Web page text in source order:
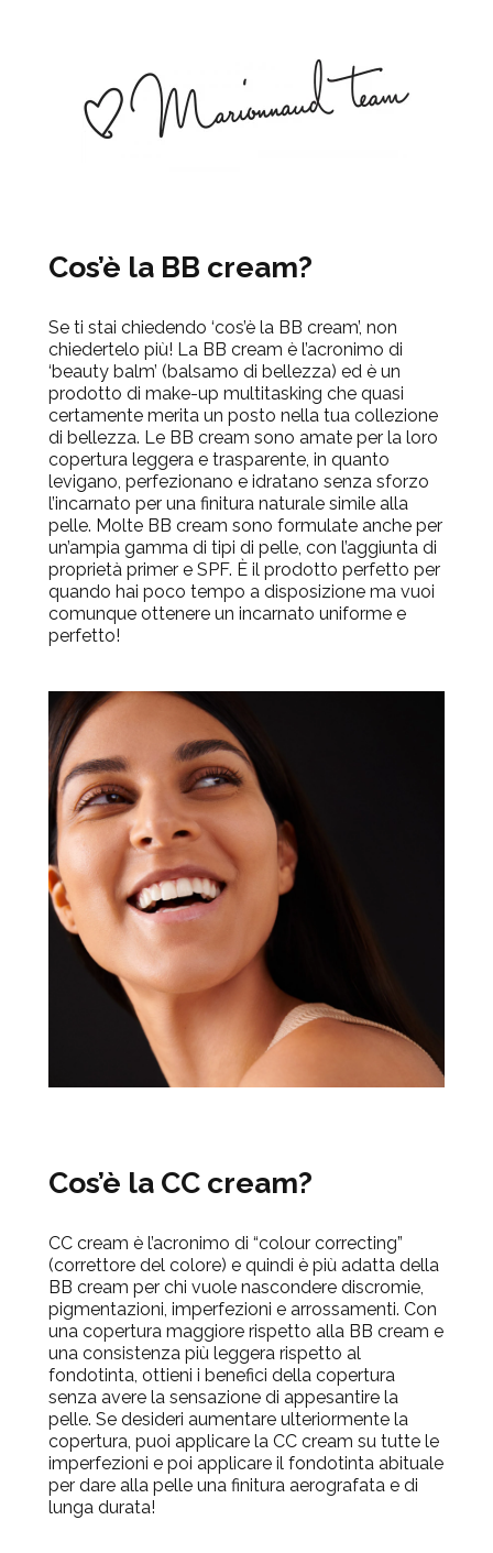
Cos’è la BB cream?
Se ti stai chiedendo ‘cos’è la BB cream’, non
chiedertelo più! La BB cream è l’acronimo di
‘beauty balm’ (balsamo di bellezza) ed è un
prodotto di make-up multitasking che quasi
certamente merita un posto nella tua collezione
di bellezza. Le BB cream sono amate per la loro
copertura leggera e trasparente, in quanto
levigano, perfezionano e idratano senza sforzo
l’incarnato per una finitura naturale simile alla
pelle. Molte BB cream sono formulate anche per
un’ampia gamma di tipi di pelle, con l’aggiunta di
proprietà primer e SPF. È il prodotto perfetto per
quando hai poco tempo a disposizione ma vuoi
comunque ottenere un incarnato uniforme e
perfetto!
Cos’è la CC cream?
CC cream è l’acronimo di “colour correcting”
(correttore del colore) e quindi è più adatta della
BB cream per chi vuole nascondere discromie,
pigmentazioni, imperfezioni e arrossamenti. Con
una copertura maggiore rispetto alla BB cream e
una consistenza più leggera rispetto al
fondotinta, ottieni i benefici della copertura
senza avere la sensazione di appesantire la
pelle. Se desideri aumentare ulteriormente la
copertura, puoi applicare la CC cream su tutte le
imperfezioni e poi applicare il fondotinta abituale
per dare alla pelle una finitura aerografata e di
lunga durata!